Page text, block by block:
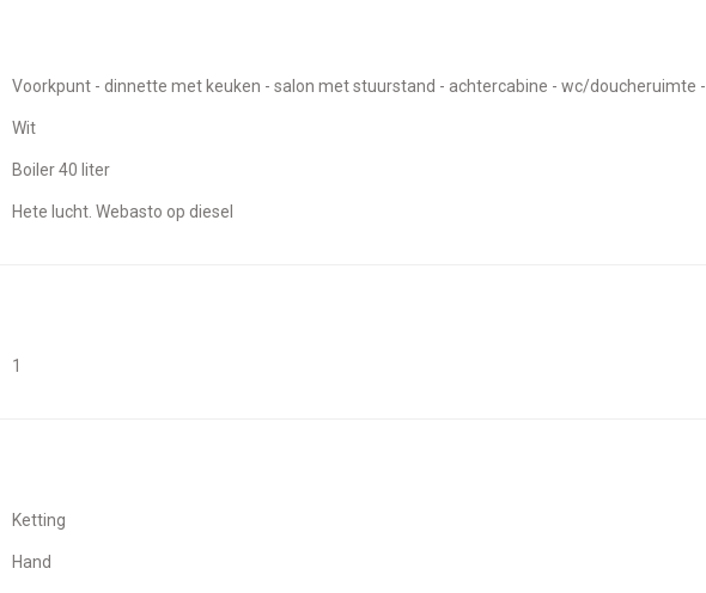
Voorkpunt - dinnette met keuken - salon met stuurstand - achtercabine - wc/doucheruimte -
Wit
Boiler 40 liter
hete lucht. Webasto op diesel
1
Ketting
Hand